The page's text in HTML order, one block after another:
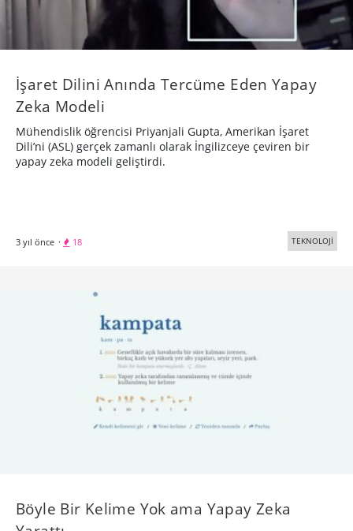
İşaret Dilini Anında Tercüme Eden Yapay
Zeka Modeli
Mühendislik öğrencisi Priyanjali Gupta, Amerikan İşaret
Dili’ni (ASL) gerçek zamanlı olarak İngilizceye çeviren bir
yapay zeka modeli geliştirdi.
3 yıl önce · 18 TEKNOLOJİ
Böyle Bir Kelime Yok ama Yapay Zeka